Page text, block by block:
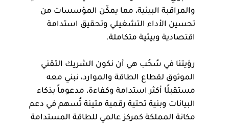
والمراقبة البيئية، مما يمكّن المؤسسات من
تحسين الأداء التشغيلي وتحقيق استدامة
اقتصادية وبيئية متكاملة.
رؤيتنا في سُحُب هي أن نكون الشريك التقني
الموثوق لقطاع الطاقة والموارد، نبني معه
مستقبلًا أكثر استدامة وكفاءة، مدعوماً بذكاء
البيانات وبنية تحتية رقمية متينة تُسهم في دعم
مكانة المملكة كمركز عالمي للطاقة المستدامة